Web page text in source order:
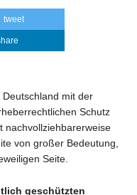
tweet
mit der
Schutz
nachvollziehbarerweise
von großer Bedeutung,
Seite.
geschützten